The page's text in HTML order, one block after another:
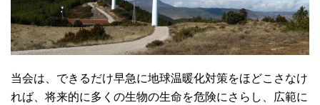
当会は、できるだけ早急に地球温暖化対策をほどこさなけ
れば、将来的に多くの生物の生命を危険にさらし、広範に